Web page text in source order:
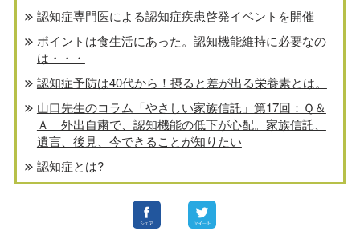
認知症専門医による認知症疾患啓発イベントを開催
ポイントは食生活にあった。認知機能維持に必要なの
は・・・
認知症予防は40代から！摂ると差が出る栄養素とは。
山口先生のコラム「やさしい家族信託」第17回：Ｑ＆
Ａ 外出自粛で、認知機能の低下が心配。家族信託、
遺言、後見、今できることが知りたい
認知症とは?